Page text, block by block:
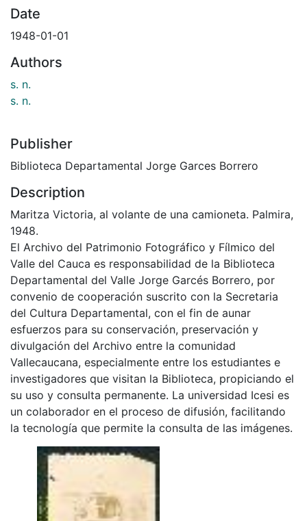
Date
1948-01-01
Authors
s. n.
s. n.
Publisher
Biblioteca Departamental Jorge Garces Borrero
Description
Maritza Victoria, al volante de una camioneta. Palmira,
1948.
El Archivo del Patrimonio Fotográfico y Fílmico del
Valle del Cauca es responsabilidad de la Biblioteca
Departamental del Valle Jorge Garcés Borrero, por
convenio de cooperación suscrito con la Secretaria
del Cultura Departamental, con el fin de aunar
esfuerzos para su conservación, preservación y
divulgación del Archivo entre la comunidad
Vallecaucana, especialmente entre los estudiantes e
investigadores que visitan la Biblioteca, propiciando el
su uso y consulta permanente. La universidad Icesi es
un colaborador en el proceso de difusión, facilitando
la tecnología que permite la consulta de las imágenes.